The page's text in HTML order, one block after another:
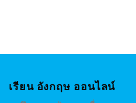
เรียน อังกฤษ ออนไลน์